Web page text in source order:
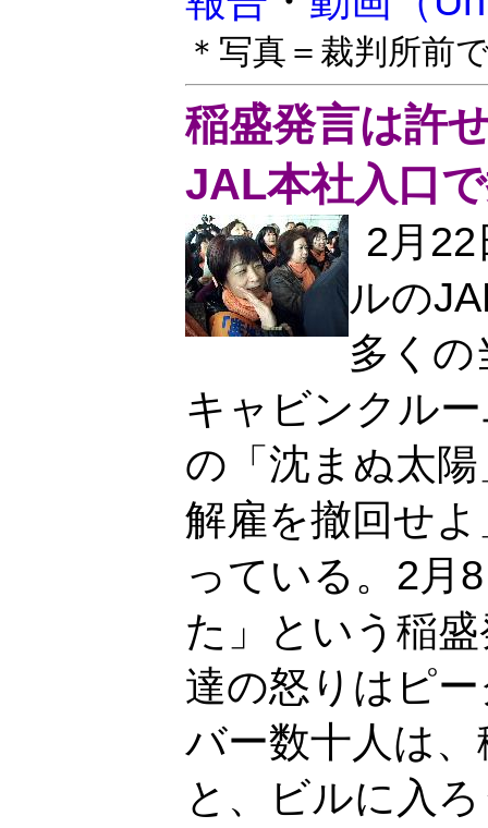
＊写真＝裁判所前
稲盛発言は許
JAL本社入口
2月
ルの
多くの
キャビンクル
の「沈まぬ太
解雇を撤回せ
っている。2月
た」という稲
達の怒りはピ
バー数十人は
と、ビルに入